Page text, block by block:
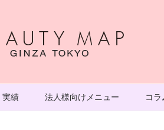
実績 法人様向けメニュー コラ